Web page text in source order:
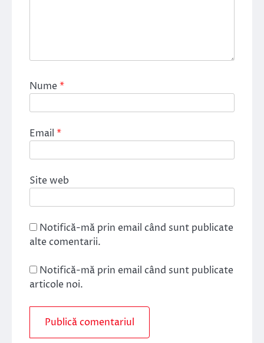
Nume*
Email *
Site web
Notifică-mă prin email când sunt publicate
alte comentarii.
Notifică-mă prin email când sunt publicate
articole noi.